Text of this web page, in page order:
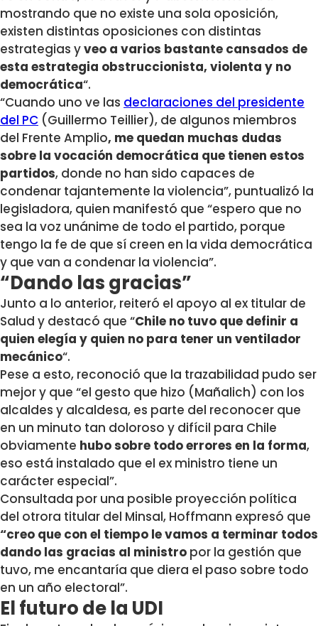
mostrando que no existe una sola oposición,
existen distintas oposiciones con distintas
estrategias yveo a varios bastante cansados de
esta estrategia obstruccionista, violenta y no
democrática“.
“Cuando uno ve las declaraciones del presidente
del PC (Guillermo Teillier), de algunos miembros
del Frente Amplio, me quedan muchas dudas
sobre la vocación democrática que tienen estos
partidos, donde no han sido capaces de
condenar tajantemente la violencia”, puntualizó la
legisladora, quien manifestó que “espero que no
sea la voz unánime de todo el partido, porque
tengo la fe de que sí creen en la vida democrática
y que van a condenar la violencia”.
“Dando las gracias”
Junto a lo anterior, reiteró el apoyo al ex titular de
Salud y destacó que “Chile no tuvo que definir a
quien elegía y quien no para tener un ventilador
mecánico“.
Pese a esto, reconoció que la trazabilidad pudo ser
mejor y que “el gesto que hizo (Mañalich) con los
alcaldes y alcaldesa, es parte del reconocer que
en un minuto tan doloroso y difícil para Chile
obviamente hubo sobre todo errores en la forma,
eso está instalado que el ex ministro tiene un
carácter especial”.
Consultada por una posible proyección política
del otrora titular del Minsal, Hoffmann expresó que
“creo que con el tiempo le vamos a terminar todos
dando las gracias al ministro por la gestión que
tuvo, me encantaría que diera el paso sobre todo
en un año electoral”.
El futuro de la UDI